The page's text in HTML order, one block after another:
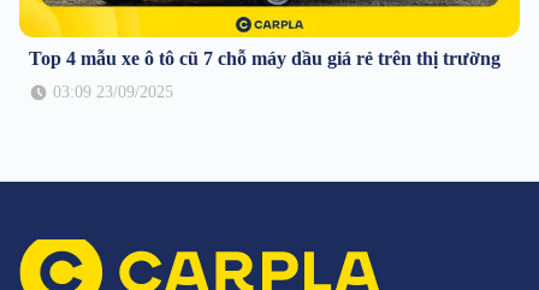
Top 4 mẫu xe ô tô cũ 7 chỗ máy dầu giá rẻ trên thị trường
03:09 23/09/2025